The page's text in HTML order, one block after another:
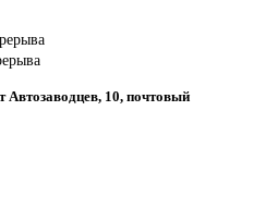
Автозаводцев, 10, почтовый